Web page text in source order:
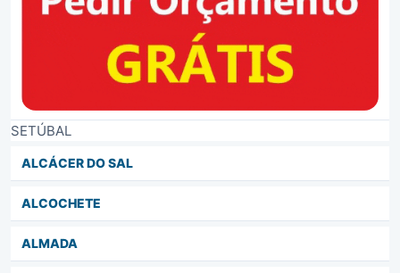
SETÚBAL
ALCÁCER DO SAL
ALCOCHETE
ALMADA